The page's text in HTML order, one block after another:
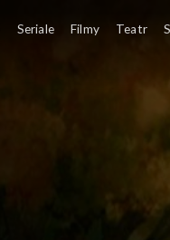
Seriale Filmy Teatr